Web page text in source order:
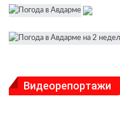
Видеорепортажи